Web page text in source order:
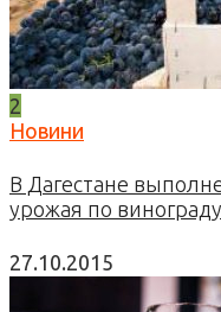
2
Новини
В Дагестане
урожая по винограду
27.10.2015